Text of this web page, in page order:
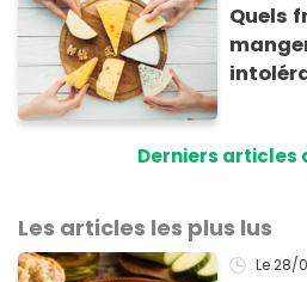
Quels
Derniers articles
Les articles les plus lus
Le 28/